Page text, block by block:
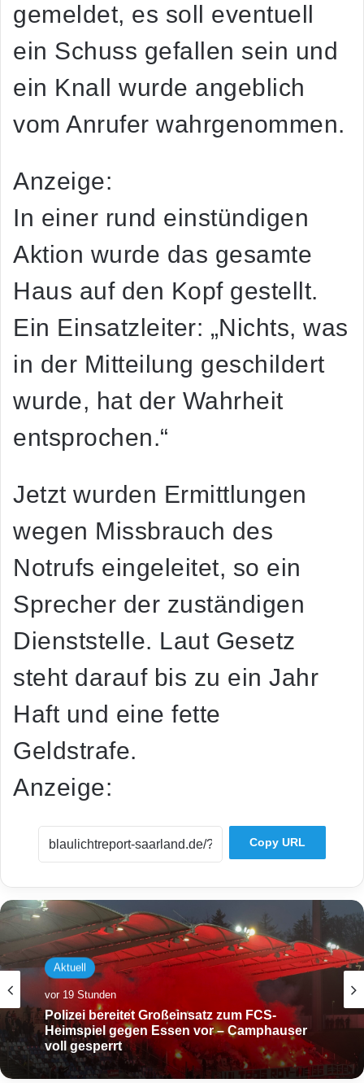
gemeldet, es soll eventuell
ein Schuss gefallen sein und
ein Knall wurde angeblich
vom Anrufer wahrgenommen.
Anzeige:
In einer rund einstündigen
Aktion wurde das gesamte
Haus auf den Kopf gestellt.
Ein Einsatzleiter: „Nichts, was
in der Mitteilung geschildert
wurde, hat der Wahrheit
entsprochen.“
Jetzt wurden Ermittlungen
wegen Missbrauch des
Notrufs eingeleitet, so ein
Sprecher der zuständigen
Dienststelle. Laut Gesetz
steht darauf bis zu ein Jahr
Haft und eine fette
Geldstrafe.
Anzeige:
Copy URL
Aktuell
vor 19 Stunden
Polizei bereitet Großeinsatz zum FCS-
Heimspiel gegen Essen vor – Camphauser
voll gesperrt